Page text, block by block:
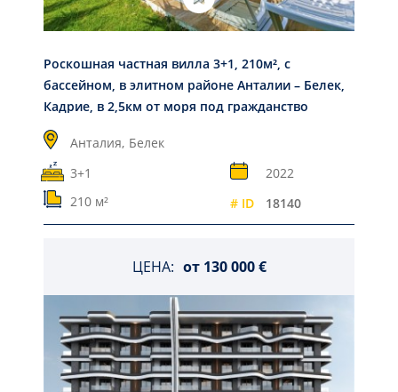
Роскошная частная вилла 3+1, 210м², с
бассейном, в элитном районе Анталии – Белек,
Кадрие, в 2,5км от моря под гражданство
Анталия, Белек
3+1
2022
210 м²
# ID 18140
ЦЕНА: от 130 000 €